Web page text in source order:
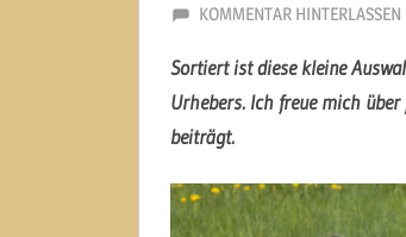
22. OKTOBER 2020
MARTINA BERG
KOMMENTAR HINTERLASSEN
Sortiert ist diese kleine
Urhebers. Ich freue mich
beiträgt.